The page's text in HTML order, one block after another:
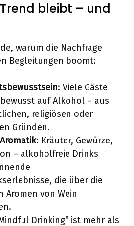
bleibt – und
warum die Nachfrage
Begleitungen boomt:
: Viele Gäste
auf Alkohol – aus
religiösen oder
Gründen.
: Kräuter, Gewürze,
– alkoholfreie Drinks
die über die
Aromen von Wein
Drinking“ ist mehr als